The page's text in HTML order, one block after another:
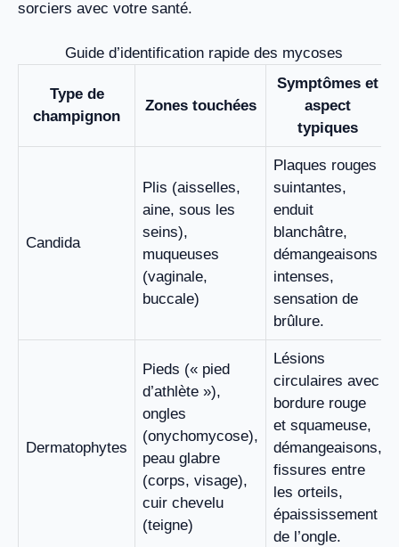
sorciers avec votre santé.
Guide d’identification rapide des mycoses
Type de
champignon
Zones touchées
Symptômes et
aspect
typiques
Candida
Plis (aisselles,
aine, sous les
seins),
muqueuses
(vaginale,
buccale)
Plaques rouges
suintantes,
enduit
blanchâtre,
démangeaisons
intenses,
sensation de
brûlure.
Dermatophytes
Pieds (« pied
d’athlète »),
ongles
(onychomycose),
peau glabre
(corps, visage),
cuir chevelu
(teigne)
Lésions
circulaires avec
bordure rouge
et squameuse,
démangeaisons,
fissures entre
les orteils,
épaississement
de l’ongle.